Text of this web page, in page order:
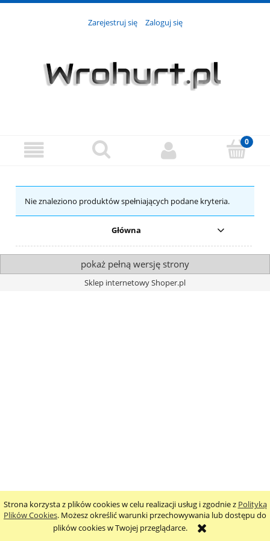
Strona korzysta z plików cookies w celu realizacji usług i zgodnie z Polityką
Plików Cookies. Możesz określić warunki przechowywania lub dostępu do
plików cookies w Twojej przeglądarce.
Zarejestruj się Zaloguj się
Nie znaleziono produktów spełniających podane kryteria.
Główna
pokaż pełną wersję strony
Sklep internetowy Shoper.pl